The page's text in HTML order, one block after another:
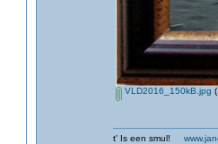
VLD2016_150kB.jpg
t' Is een smul!